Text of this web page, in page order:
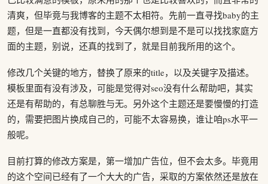
清爽，但毕竟与我博客的主题不太相符。先前一直寻找baby的主
题，但是一直都没有找到，今天偶尔想到是不是可以找找家庭方
面的主题，别说，还真的找到了，就是目前我所用的这个。
修改几个关键的地方，替换了原来的title，以及关键字及描述。
模板里面有没有涉及，可能是觉得对seo没有什么帮助吧，其实
还是有帮助的，有总聊胜与无。另外这个主题还是要慢慢的打造
的，需要把图片换成自己的，可能不太容易换，谁让咱ps水平一
般呢。
目前打算的修改方案是，第一增加广告位，但不会太多。毕竟用
的这个空间已经有了一个大大的广告，采取的方案依然还是放在